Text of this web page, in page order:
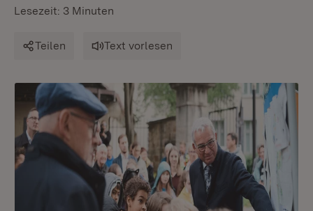
Lesezeit: 3 Minuten
Teilen Text vorlesen